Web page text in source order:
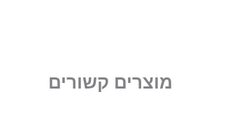
מוצרים קשורים